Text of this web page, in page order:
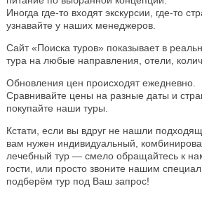
Иногда где-то входят экскурсии, где-то
узнавайте у наших менеджеров.
Сайт «Поиска туров» показывает в
тура на любые направления, отели,
Обновления цен происходят ежедневно.
Сравнивайте цены на разные даты и
покупайте наши туры.
Кстати, если вы вдруг не нашли
вам нужен индивидуальный,
лечебный тур — смело обращайтесь к
гости, или просто звоните нашим
подберём тур под Ваш запрос!